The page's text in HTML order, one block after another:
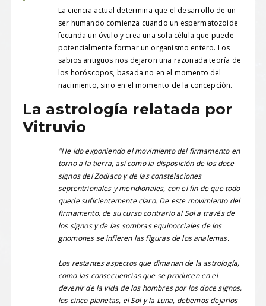
La ciencia actual determina que el desarrollo de un
ser humando comienza cuando un espermatozoide
fecunda un óvulo y crea una sola célula que puede
potencialmente formar un organismo entero. Los
sabios antiguos nos dejaron una razonada teoría de
los horóscopos, basada no en el momento del
nacimiento, sino en el momento de la concepción.
La astrología relatada por
Vitruvio
"He ido exponiendo el movimiento del firmamento en
torno a la tierra, así como la disposición de los doce
signos del Zodiaco y de las constelaciones
septentrionales y meridionales, con el fin de que todo
quede suficientemente claro. De este movimiento del
firmamento, de su curso contrario al Sol a través de
los signos y de las sombras equinocciales de los
gnomones se infieren las figuras de los analemas.
Los restantes aspectos que dimanan de la astrología,
como las consecuencias que se producen en el
devenir de la vida de los hombres por los doce signos,
los cinco planetas, el Sol y la Luna, debemos dejarlos